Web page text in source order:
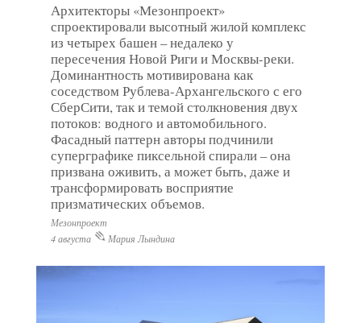
Архитекторы «Мезонпроект»
спроектировали высотный жилой комплекс
из четырех башен – недалеко у
пересечения Новой Риги и Москвы-реки.
Доминантность мотивирована как
соседством Рублева-Архангельского с его
СберСити, так и темой столкновения двух
потоков: водного и автомобильного.
Фасадный паттерн авторы подчинили
суперграфике пиксельной спирали – она
призвана оживить, а может быть, даже и
трансформировать восприятие
призматических объемов.
Мезонпроект
4 августа
Мария Лындина